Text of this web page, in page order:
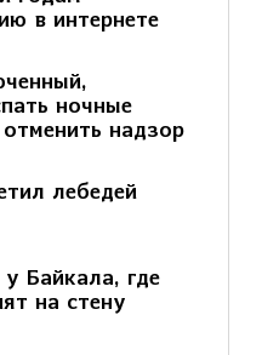
в интернете
ночные
надзор
лебедей
Байкала, где
на стену